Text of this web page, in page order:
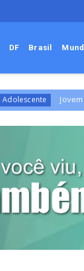
DF Brasil
Jovem é preso